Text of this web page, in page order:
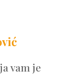
vam je